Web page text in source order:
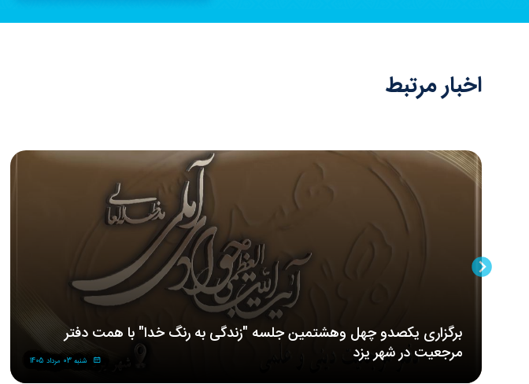
اخبار مرتبط
برگزاری یکصدو چهل وهشتمین جلسه "زندگی به رنگ خدا" با همت دفتر
مرجعیت در شهر یزد
شنبه 03 مرداد 1405